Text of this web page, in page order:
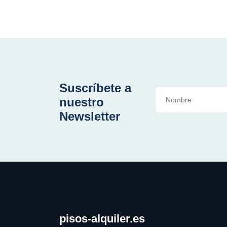
Suscríbete a
nuestro
Newsletter
pisos-alquiler.es